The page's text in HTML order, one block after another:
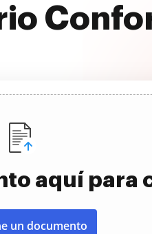
aquí para
un documento